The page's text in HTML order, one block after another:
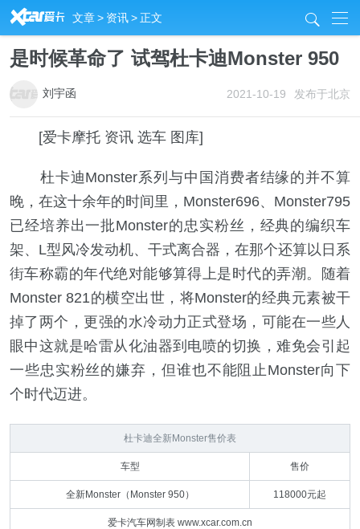
R 文章> 资讯>正文 j
是时候革命了 试驾杜卡迪Monster 950
2021-10-19 发布于北京
刘宇函
[爱卡摩托 资讯 选车 图库]
杜卡迪Monster系列与中国消费者结缘的并不算
晚，在这十余年的时间里，Monster696、Monster795
已经培养出一批Monster的忠实粉丝，经典的编织车
架、L型风冷发动机、干式离合器，在那个还算以日系
街车称霸的年代绝对能够算得上是时代的弄潮。随着
Monster 821的横空出世，将Monster的经典元素被干
掉了两个，更强的水冷动力正式登场，可能在一些人
眼中这就是哈雷从化油器到电喷的切换，难免会引起
一些忠实粉丝的嫌弃，但谁也不能阻止Monster向下
个时代迈进。
杜卡迪全新Monster售价表
车型 售价
全新Monster（Monster 950） 118000元起
爱卡汽车网制表 www.xcar.com.cn